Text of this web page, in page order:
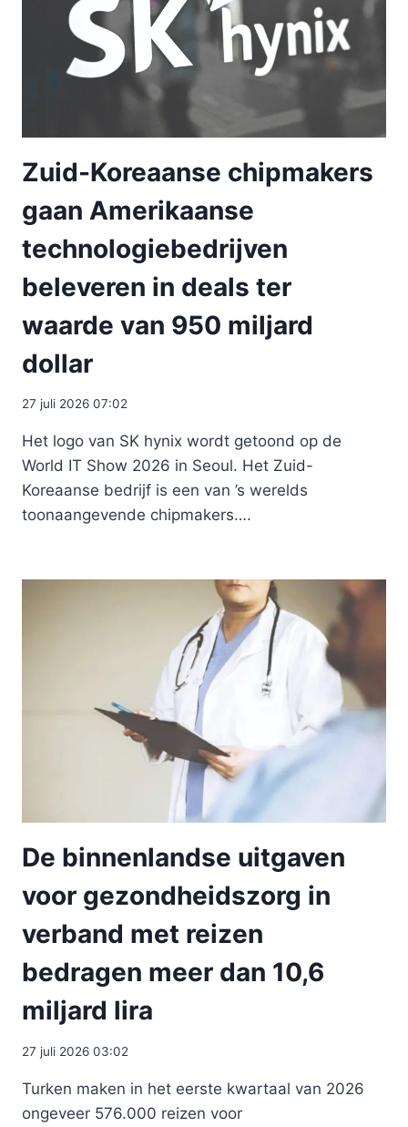
Zuid-Koreaanse chipmakers
gaan Amerikaanse
technologiebedrijven
beleveren in deals ter
waarde van 950 miljard
dollar
27 juli 2026 07:02
Het logo van SK hynix wordt getoond op de
World IT Show 2026 in Seoul. Het Zuid-
Koreaanse bedrijf is een van ’s werelds
toonaangevende chipmakers….
De binnenlandse uitgaven
voor gezondheidszorg in
verband met reizen
bedragen meer dan 10,6
miljard lira
27 juli 2026 03:02
Turken maken in het eerste kwartaal van 2026
ongeveer 576.000 reizen voor